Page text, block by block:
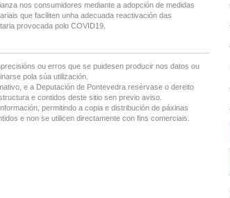
nos consumidores mediante a adopción de medidas
que faciliten unha adecuada reactivación das
provocada polo COVID19.
ou erros que se puidesen producir nos datos ou
pola súa utilización.
e a Deputación de Pontevedra resérvase o dereito
e contidos deste sitio sen previo aviso.
permitindo a copia e distribución de páxinas
e non se utilicen directamente con fins comerciais.